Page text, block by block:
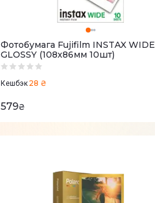
Фотобумага Fujifilm INSTAX WIDE
GLOSSY (108х86мм 10шт)
Кешбэк 28 ₴
579₴